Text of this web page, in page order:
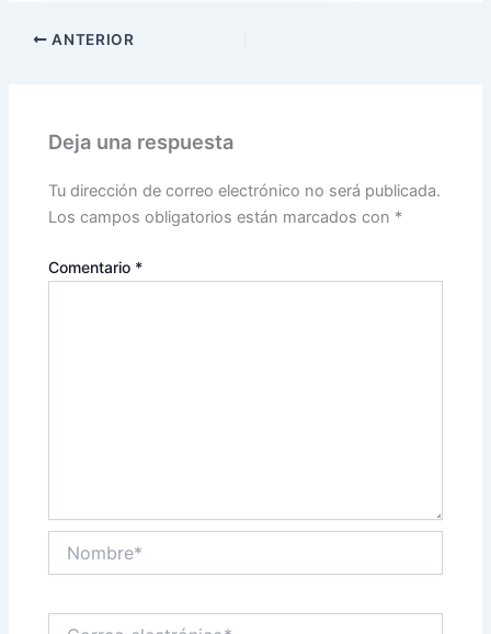
ANTERIOR
Deja una respuesta
Tu dirección de correo electrónico no será publicada.
Los campos obligatorios están marcados con *
Comentario *